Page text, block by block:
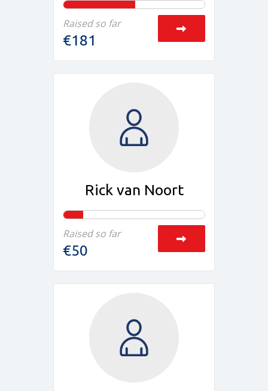
Raised so far
€181
Rick van Noort
Raised so far
€50